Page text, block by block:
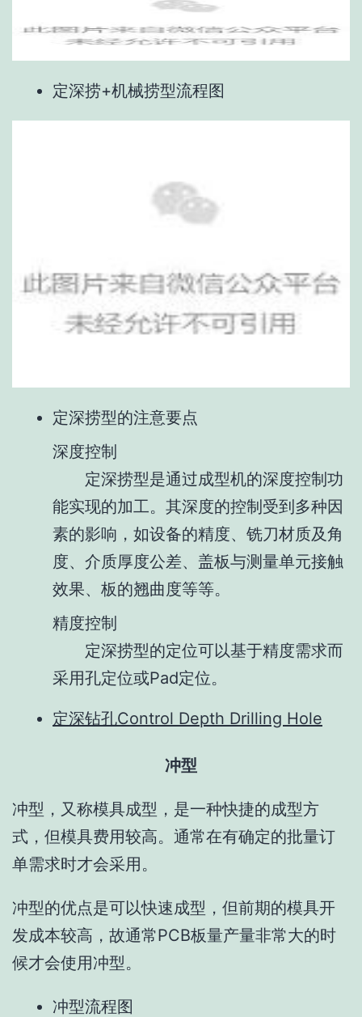
定深捞+机械捞型流程图
定深捞型的注意要点
深度控制
定深捞型是通过成型机的深度控制功
能实现的加工。其深度的控制受到多种因
素的影响，如设备的精度、铣刀材质及角
度、介质厚度公差、盖板与测量单元接触
效果、板的翘曲度等等。
精度控制
定深捞型的定位可以基于精度需求而
采用孔定位或Pad定位。
定深钻孔Control Depth Drilling Hole
冲型
冲型，又称模具成型，是一种快捷的成型方
式，但模具费用较高。通常在有确定的批量订
单需求时才会采用。
冲型的优点是可以快速成型，但前期的模具开
发成本较高，故通常PCB板量产量非常大的时
候才会使用冲型。
冲型流程图